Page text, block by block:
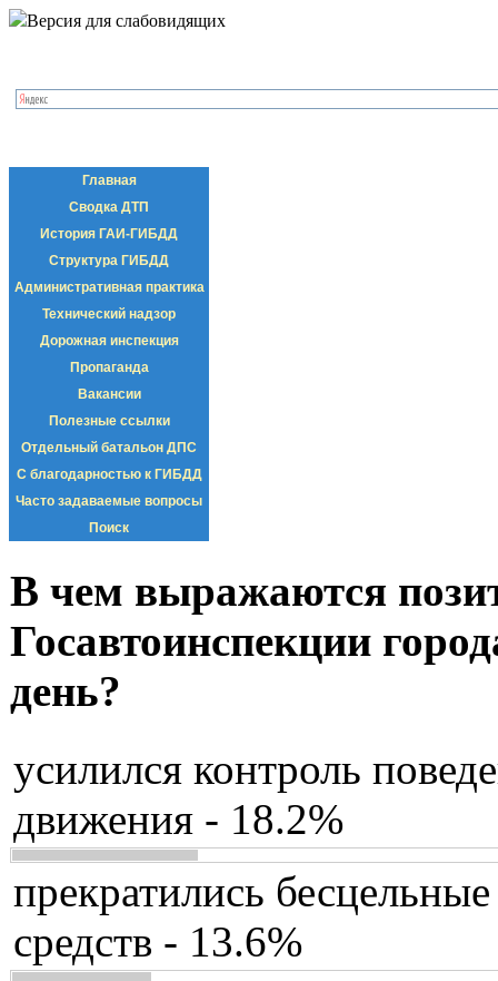
Версия для слабовидящих
Главная
Сводка ДТП
История ГАИ-ГИБДД
Структура ГИБДД
Административная практика
Технический надзор
Дорожная инспекция
Пропаганда
Вакансии
Полезные ссылки
Отдельный батальон ДПС
С благодарностью к ГИБДД
Часто задаваемые вопросы
Поиск
В чем выражаются
Госавтоинспекции
день?
усилился контроль
движения - 18.2%
прекратились
средств - 13.6%